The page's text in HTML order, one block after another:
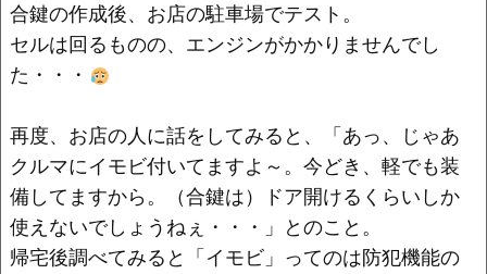
合鍵の作成後、お店の駐車場でテスト。
セルは回るものの、エンジンがかかりませんでし
た・・・
再度、お店の人に話をしてみると、「あっ、じゃあ
クルマにイモビ付いてますよ～。今どき、軽でも装
備してますから。（合鍵は）ドア開けるくらいしか
使えないでしょうねぇ・・・」とのこと。
帰宅後調べてみると「イモビ」ってのは防犯機能の